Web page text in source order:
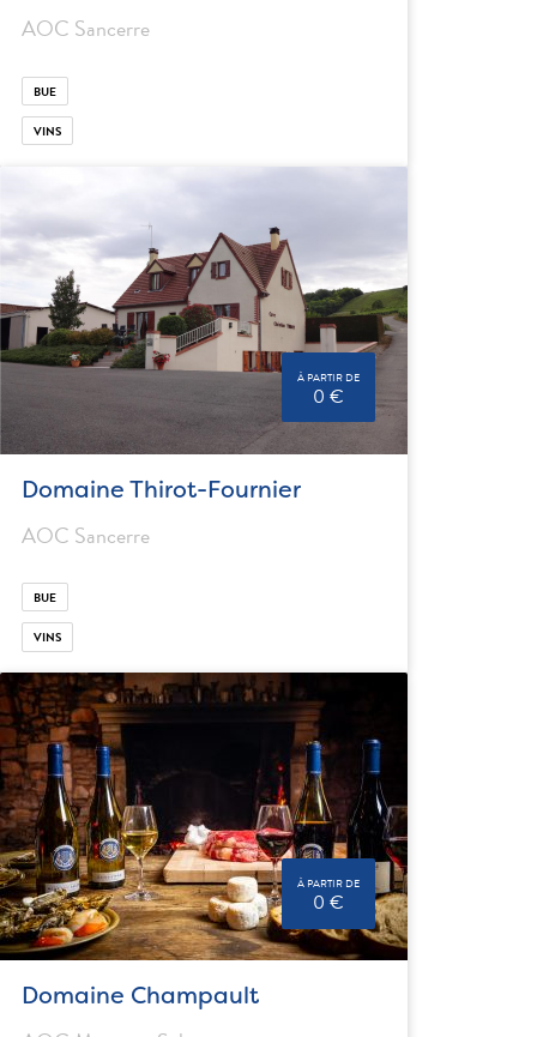
AOC Sancerre
BUE
VINS
À PARTIR DE
0 €
Domaine Thirot-Fournier
AOC Sancerre
BUE
VINS
À PARTIR DE
0 €
Domaine Champault